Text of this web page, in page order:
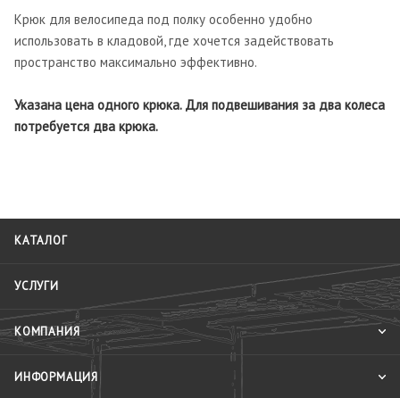
Крюк для велосипеда под полку особенно удобно
использовать в кладовой, где хочется задействовать
пространство максимально эффективно.
Указана цена одного крюка. Для подвешивания за два колеса
потребуется два крюка.
КАТАЛОГ
УСЛУГИ
КОМПАНИЯ
ИНФОРМАЦИЯ